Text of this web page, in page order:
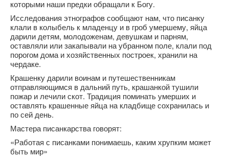
которыми наши предки обращали к Богу.
Исследования этнографов сообщают нам, что писанку
клали в колыбель к младенцу и в гроб умершему, яйца
дарили детям, молодоженам, девушкам и парням,
оставляли или закапывали на убранном поле, клали под
порогом дома и хозяйственных построек, хранили на
чердаке.
Крашенку дарили воинам и путешественникам
отправляющимся в дальний путь, крашанкой тушили
пожар и лечили скот. Традиция поминать умерших и
оставлять крашенные яйца на кладбище сохранилась и
по сей день.
Мастера писанкарства говорят:
«Работая с писанками понимаешь, каким хрупким может
быть мир»